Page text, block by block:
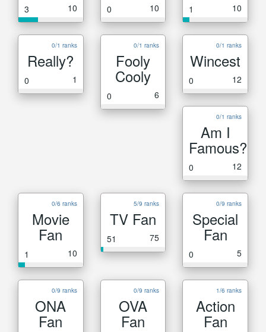
3 10 0 10 1 10
0/1 ranks
Really?
0 1
0/1 ranks
Fooly
Cooly
0 6
0/1 ranks
Wincest
0 12
0/1 ranks
Am I
Famous?
0 12
0/6 ranks
Movie
Fan
1 10
5/9 ranks
TV Fan
51 75
0/9 ranks
Special
Fan
0 5
0/9 ranks
ONA
Fan
0/9 ranks
OVA
Fan
1/6 ranks
Action
Fan